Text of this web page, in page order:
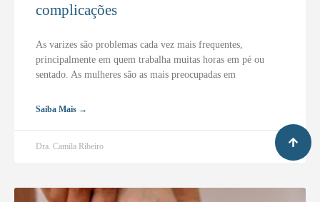
complicações
As varizes são problemas cada vez mais frequentes,
principalmente em quem trabalha muitas horas em pé ou
sentado. As mulheres são as mais preocupadas em
Saiba Mais →
Dra. Camila Ribeiro